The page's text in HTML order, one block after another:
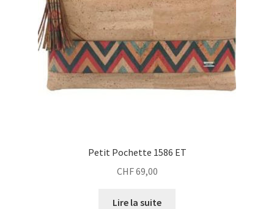
Petit Pochette 1586 ET
CHF69,00
Lire la suite